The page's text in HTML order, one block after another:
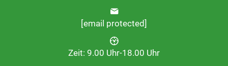
[email protected]
Zeit: 9.00 Uhr-18.00 Uhr